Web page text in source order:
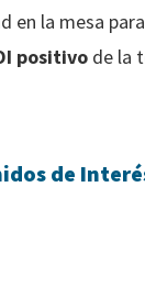
en la mesa para
positivo de la
de